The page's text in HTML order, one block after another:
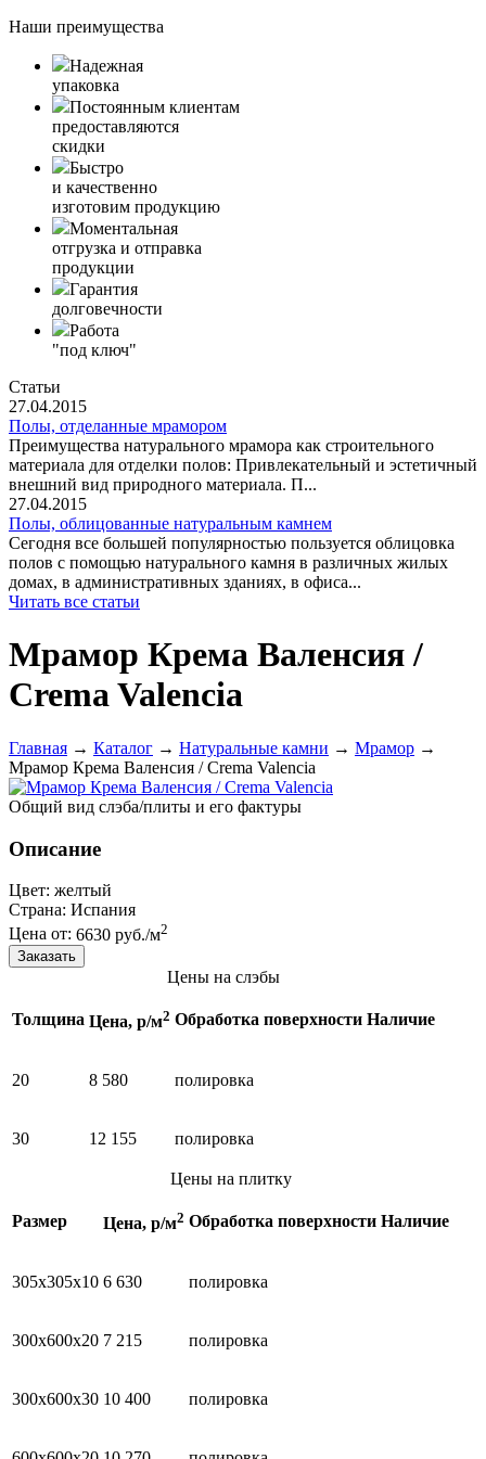
Наши преимущества
Надежная
упаковка
Постоянным клиентам
предоставляются
скидки
Быстро
и качественно
изготовим продукцию
Моментальная
отгрузка и отправка
продукции
Гарантия
долговечности
Работа
"под ключ"
Статьи
27.04.2015
Полы, отделанные мрамором
Преимущества натурального мрамора как строительного
материала для отделки полов: Привлекательный и эстетичный
внешний вид природного материала. П...
27.04.2015
Полы, облицованные натуральным камнем
Сегодня все большей популярностью пользуется облицовка
полов с помощью натурального камня в различных жилых
домах, в административных зданиях, в офиса...
Читать все статьи
Мрамор Крема Валенсия /
Crema Valencia
Главная → Каталог → Натуральные камни → Мрамор →
Мрамор Крема Валенсия / Crema Valencia
Общий вид слэба/плиты и его фактуры
Описание
Цвет: желтый
Страна: Испания
Цена от: 6630 руб./м2
Цены на слэбы
Толщина Цена, р/м2 Обработка поверхности Наличие
20 8 580 полировка
30 12 155 полировка
Цены на плитку
Размер Цена, р/м2 Обработка поверхности Наличие
305х305х10 6 630 полировка
300х600х20 7 215 полировка
300х600х30 10 400 полировка